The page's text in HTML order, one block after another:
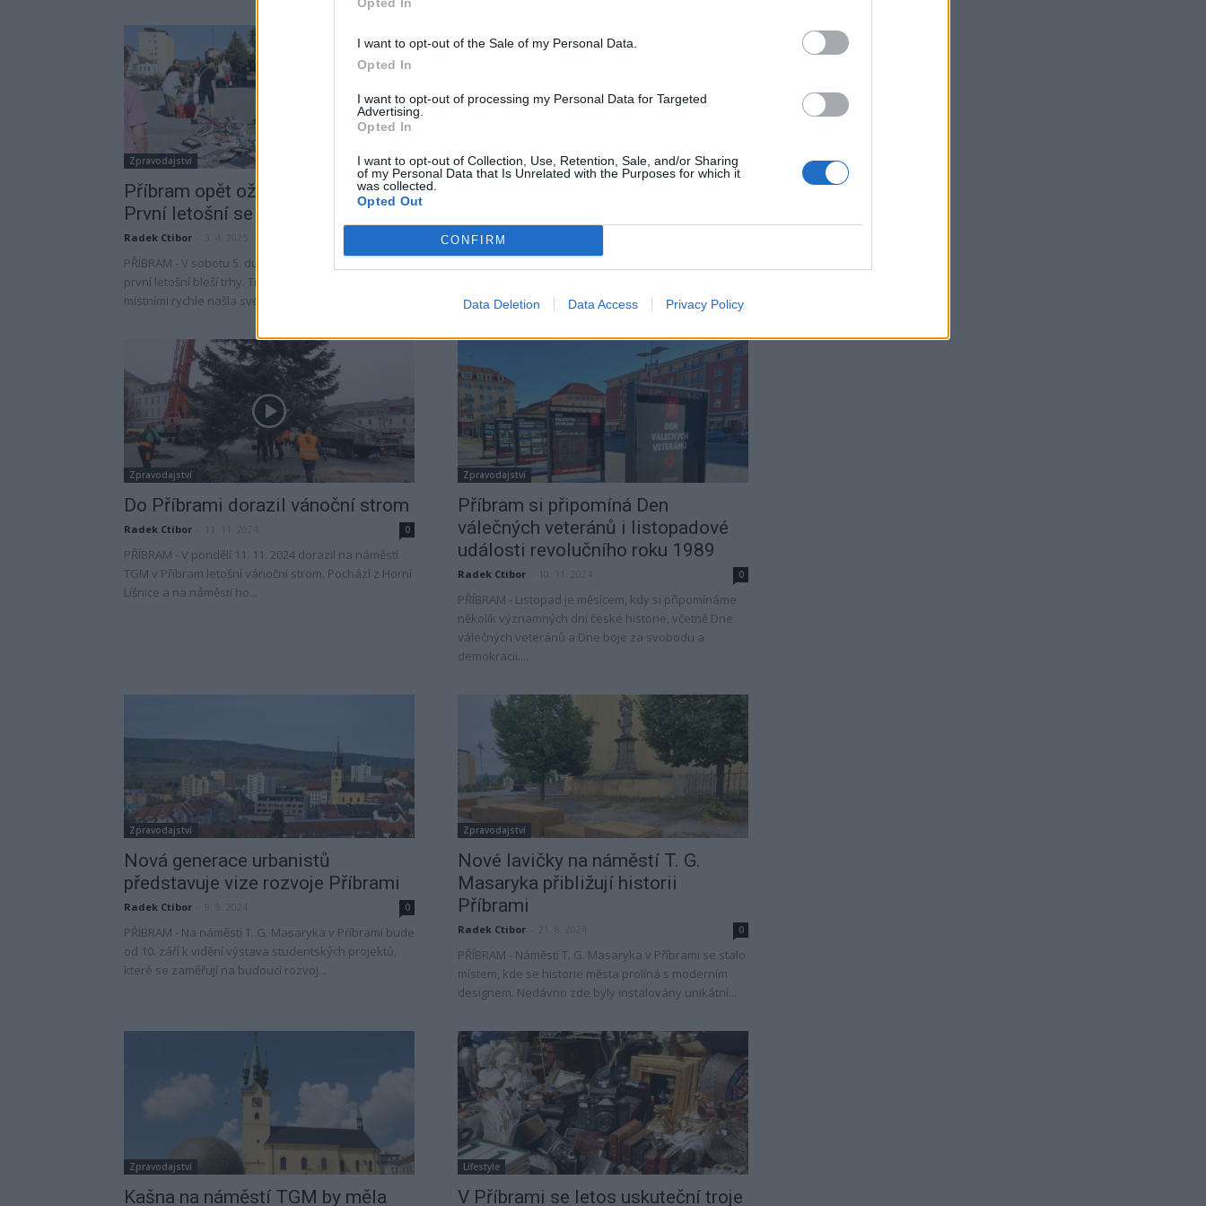
I want to opt-out of the Sale of my Personal Data.
Opted In
I want to opt-out of processing my Personal Data for Targeted
Advertising.
Opted In
I want to opt-out of Collection, Use, Retention, Sale, and/or Sharing
of my Personal Data that Is Unrelated with the Purposes for which it
was collected.
Opted Out
CONFIRM
Data Deletion Data Access Privacy Policy
Zpravodajství
Příbram opět ožije blešími trhy.
První letošní se konají už tuto...
Radek Ctibor
PŘÍBRAM - V sobotu 5. dubna se v Příbrami konají
první letošní bleší trhy. Tradiční akce, která si mezi
místními rychle našla své místo, proběhne...
Kultura
Radek Ctibor
5. prosince večer zahraje veřejnosti. Stane se tak...
Zpravodajství
Do Příbrami dorazil vánoční strom
Radek Ctibor 0
PŘÍBRAM - V pondělí 11. 11. 2024 dorazil na náměstí
TGM v Příbram letošní vánoční strom. Pochází z Horní
Líšnice a na náměstí ho...
Zpravodajství
Příbram si připomíná Den
válečných veteránů i listopadové
události revolučního roku 1989
Radek Ctibor 0
PŘÍBRAM - Listopad je měsícem, kdy si připomínáme
několik významných dní české historie, včetně Dne
válečných veteránů a Dne boje za svobodu a
demokracii....
Zpravodajství
Nová generace urbanistů
představuje vize rozvoje Příbrami
Radek Ctibor 0
PŘÍBRAM - Na náměstí T. G. Masaryka v Příbrami bude
od 10. září k vidění výstava studentských projektů,
které se zaměřují na budoucí rozvoj...
Zpravodajství
Nové lavičky na náměstí T. G.
Masaryka přibližují historii
Příbrami
Radek Ctibor 0
PŘÍBRAM - Náměstí T. G. Masaryka v Příbrami se stalo
místem, kde se historie města prolíná s moderním
designem. Nedávno zde byly instalovány unikátní...
Zpravodajství
Kašna na náměstí TGM by měla
Lifestyle
V Příbrami se letos uskuteční troje